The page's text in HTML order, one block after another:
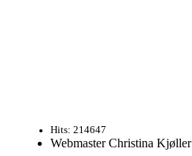
Hits: 214647
Webmaster Christina Kjøller